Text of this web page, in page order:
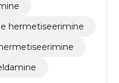
hermetiseerimine